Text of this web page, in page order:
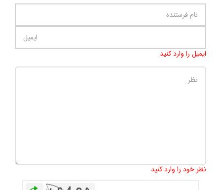
ایمیل را وارد کنید
نظر خود را وارد کنید